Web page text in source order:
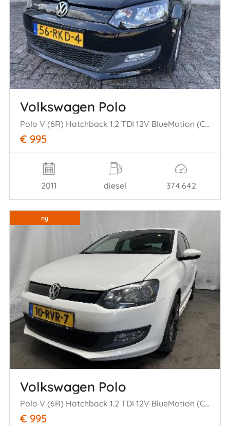
Volkswagen Polo
Polo V (6R) Hatchback 1.2 TDI 12V BlueMotion (CFWA(Euro 5)) [55kW] (1= 0-2009/05-2014)
€ 995
2011 diesel 374.642
ny
Volkswagen Polo
Polo V (6R) Hatchback 1.2 TDI 12V BlueMotion (CFWA(Euro 5)) [55kW] (1= 0-2009/05-2014)
€ 995